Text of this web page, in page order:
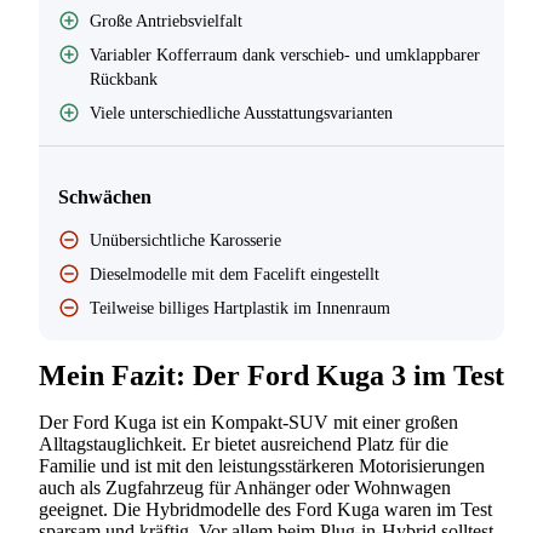
Große Antriebsvielfalt
Variabler Kofferraum dank verschieb- und umklappbarer
Rückbank
Viele unterschiedliche Ausstattungsvarianten
Schwächen
Unübersichtliche Karosserie
Dieselmodelle mit dem Facelift eingestellt
Teilweise billiges Hartplastik im Innenraum
Mein Fazit: Der Ford Kuga 3 im Test
Der Ford Kuga ist ein Kompakt-SUV mit einer großen
Alltagstauglichkeit. Er bietet ausreichend Platz für die
Familie und ist mit den leistungsstärkeren Motorisierungen
auch als Zugfahrzeug für Anhänger oder Wohnwagen
geeignet. Die Hybridmodelle des Ford Kuga waren im Test